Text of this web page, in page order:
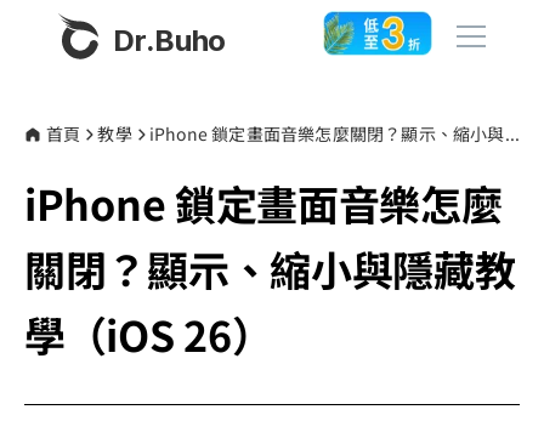
Dr.Buho
產品
BuhoCleaner
BuhoUnlocker
BuhoRepair
商店
部落格
首頁 教學 iPhone 鎖定畫面音樂怎麼關閉？顯示、縮小與隱藏教學（iOS 26）
iPhone 鎖定畫面音樂怎麼
關閉？顯示、縮小與隱藏教
學（iOS 26）